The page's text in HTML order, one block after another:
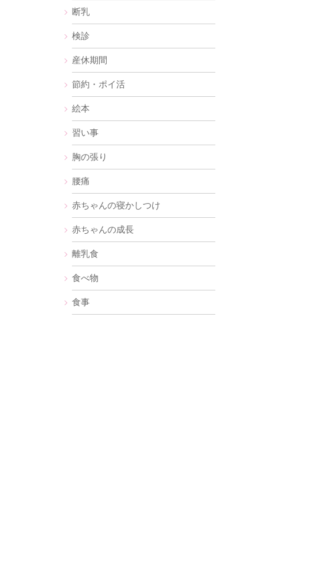
断乳
検診
産休期間
節約・ポイ活
絵本
習い事
胸の張り
腰痛
赤ちゃんの寝かしつけ
赤ちゃんの成長
離乳食
食べ物
食事